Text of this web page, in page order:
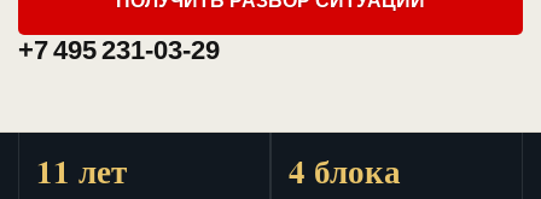
+7 495 231-03-29
11 лет 4 блока